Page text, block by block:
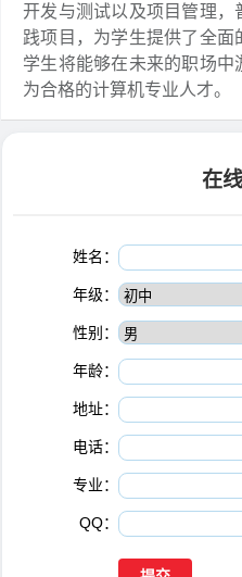
开发与测试以及项目管理，
践项目，为学生提供了全面
学生将能够在未来的职场
为合格的计算机专业人才。
在
姓名：
年级：
性别：
年龄：
地址：
电话：
专业：
QQ：